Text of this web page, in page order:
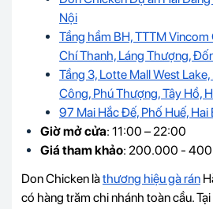
Nội
Tầng hầm BH, TTTM
Chí Thanh, Láng Thượng,
Tầng 3, Lotte Mall West
Công, Phú Thượng, Tây Hồ,
97 Mai Hắc Đế, Phố Huế, Hai
Giờ mở cửa: 11:00 – 22:00
Giá tham khảo: 200.000 -
Don Chicken làthương hiệu gà rán
có hàng trăm chi nhánh toàn cầu.